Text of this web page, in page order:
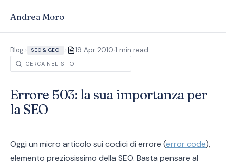
Andrea Moro
Blog> SEO & GEO > 19 Apr 2010·1 min read
Errore 503: la sua importanza per
la SEO
Oggi un micro articolo sui codici di errore (error code),
elemento preziosissimo della SEO. Basta pensare al